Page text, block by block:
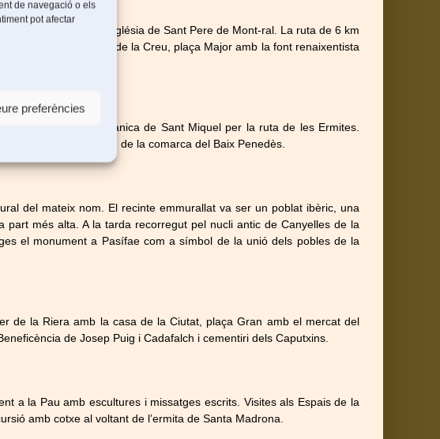
de navegació o els
pot afectar
preferències
al turó de l’església de Sant Pere de Mont-ral. La ruta de 6 km
de Prades: portal de la Creu, plaça Major amb la font renaixentista
Nova i la romànica de Sant Miquel per la ruta de les Ermites.
que és el cim de la comarca del Baix Penedès.
del mateix nom. El recinte emmurallat va ser un poblat ibèric, una
més alta. A la tarda recorregut pel nucli antic de Canyelles de la
el monument a Pasífae com a símbol de la unió dels pobles de la
de la Riera amb la casa de la Ciutat, plaça Gran amb el mercat del
de Josep Puig i Cadafalch i cementiri dels Caputxins.
a la Pau amb escultures i missatges escrits. Visites als Espais de la
amb cotxe al voltant de l’ermita de Santa Madrona.